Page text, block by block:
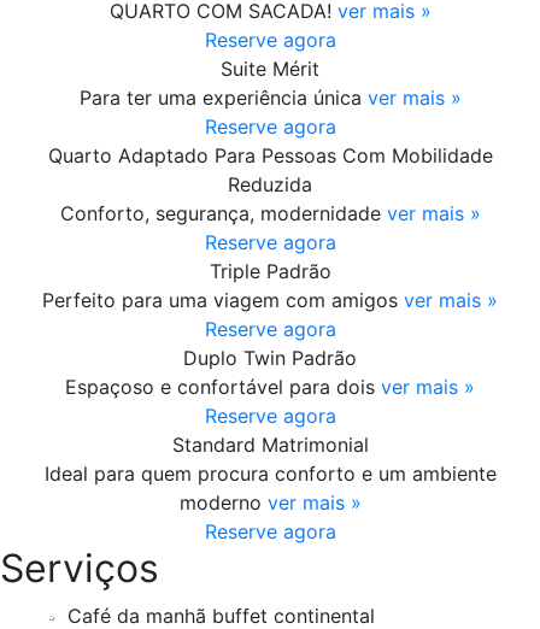
QUARTO COM SACADA! ver mais »
Reserve agora
Suite Mérit
Para ter uma experiência única ver mais »
Reserve agora
Quarto Adaptado Para Pessoas Com Mobilidade
Reduzida
Conforto, segurança, modernidadever mais »
Reserve agora
Triple Padrão
Perfeito para uma viagem com amigos ver mais »
Reserve agora
Duplo Twin Padrão
Espaçoso e confortável para dois ver mais »
Reserve agora
Standard Matrimonial
Ideal para quem procura conforto e um ambiente
moderno ver mais »
Reserve agora
Serviços
Café da manhã buffet continental